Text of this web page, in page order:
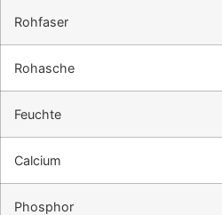
Rohfaser
Rohasche
Feuchte
Calcium
Phosphor